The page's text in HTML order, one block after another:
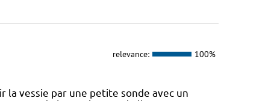
relevance: 100%
la vessie par une petite sonde avec un